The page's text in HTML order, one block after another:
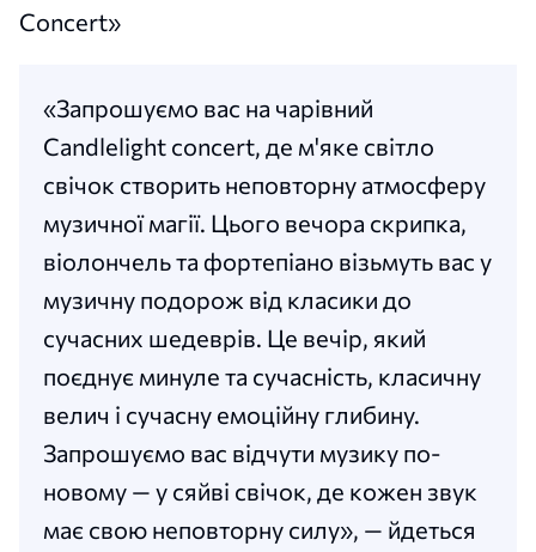
Concert»
«Запрошуємо вас на чарівний
Candlelight concert, де м'яке світло
свічок створить неповторну атмосферу
музичної магії. Цього вечора скрипка,
віолончель та фортепіано візьмуть вас у
музичну подорож від класики до
сучасних шедеврів. Це вечір, який
поєднує минуле та сучасність, класичну
велич і сучасну емоційну глибину.
Запрошуємо вас відчути музику по-
новому — у сяйві свічок, де кожен звук
має свою неповторну силу», — йдеться